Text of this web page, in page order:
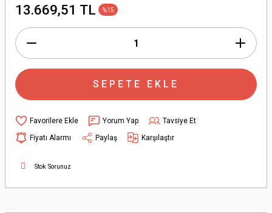
13.669,51 TL %15
SEPETE EKLE
Yorum Yap
Tavsiye Et
Fiyatı Alarmı
Paylaş Karşılaştır
Stok Sorunuz